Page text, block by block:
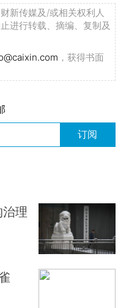
新传媒及/或相关权利人
进行转载、摘编、复制及
，获得书面
订阅
理